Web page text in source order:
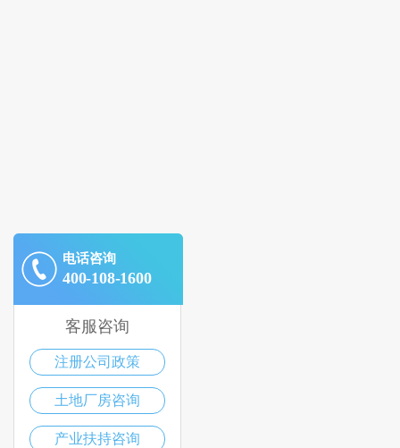
电话咨询
400-108-1600
客服咨询
注册公司政策
土地厂房咨询
产业扶持咨询